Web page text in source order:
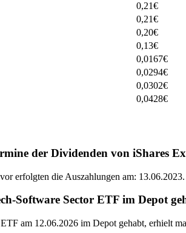
0,21€
0,21€
0,20€
0,13€
0,0167€
0,0294€
0,0302€
0,0428€
der Dividenden von iShares
erfolgten die Auszahlungen am: 13.06.2023.
Software Sector ETF im Depot
am 12.06.2026 im Depot gehabt, erhielt